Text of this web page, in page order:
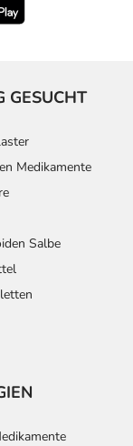
GESUCHT
Medikamente
Salbe